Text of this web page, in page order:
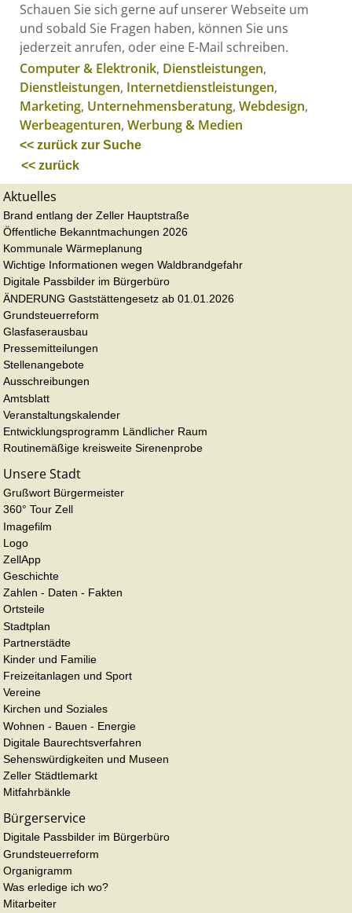
Schauen Sie sich gerne auf unserer Webseite um
und sobald Sie Fragen haben, können Sie uns
jederzeit anrufen, oder eine E-Mail schreiben.
Computer & Elektronik, Dienstleistungen,
Dienstleistungen, Internetdienstleistungen,
Marketing, Unternehmensberatung, Webdesign,
Werbeagenturen, Werbung & Medien
<< zurück zur Suche
<< zurück
Aktuelles
Brand entlang der Zeller Hauptstraße
Öffentliche Bekanntmachungen 2026
Kommunale Wärmeplanung
Wichtige Informationen wegen Waldbrandgefahr
Digitale Passbilder im Bürgerbüro
ÄNDERUNG Gaststättengesetz ab 01.01.2026
Grundsteuerreform
Glasfaserausbau
Pressemitteilungen
Stellenangebote
Ausschreibungen
Amtsblatt
Veranstaltungskalender
Entwicklungsprogramm Ländlicher Raum
Routinemäßige kreisweite Sirenenprobe
Unsere Stadt
Grußwort Bürgermeister
360° Tour Zell
Imagefilm
Logo
ZellApp
Geschichte
Zahlen - Daten - Fakten
Ortsteile
Stadtplan
Partnerstädte
Kinder und Familie
Freizeitanlagen und Sport
Vereine
Kirchen und Soziales
Wohnen - Bauen - Energie
Digitale Baurechtsverfahren
Sehenswürdigkeiten und Museen
Zeller Städtlemarkt
Mitfahrbänkle
Bürgerservice
Digitale Passbilder im Bürgerbüro
Grundsteuerreform
Organigramm
Was erledige ich wo?
Mitarbeiter